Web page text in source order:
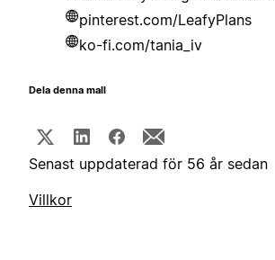
pinterest.com/LeafyPlans
ko-fi.com/tania_iv
Dela denna mall
Senast uppdaterad för 56 år sedan
Villkor